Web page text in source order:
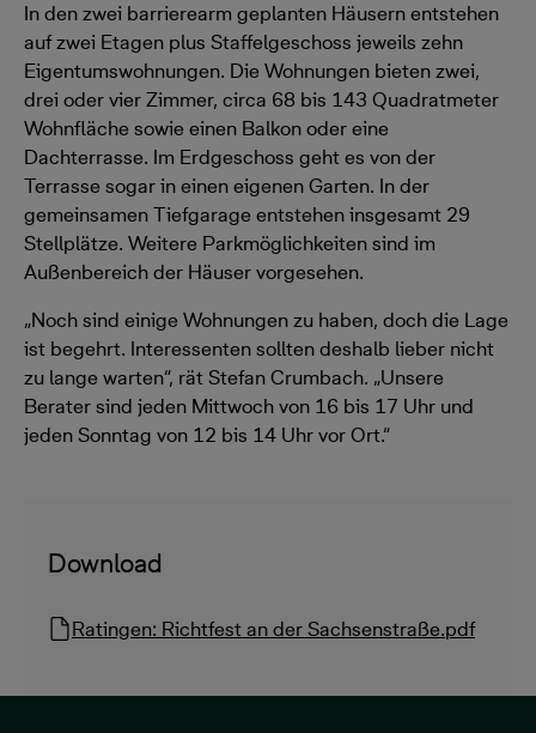
In den zwei barrierearm geplanten Häusern entstehen
auf zwei Etagen plus Staffelgeschoss jeweils zehn
Eigentumswohnungen. Die Wohnungen bieten zwei,
drei oder vier Zimmer, circa 68 bis 143 Quadratmeter
Wohnfläche sowie einen Balkon oder eine
Dachterrasse. Im Erdgeschoss geht es von der
Terrasse sogar in einen eigenen Garten. In der
gemeinsamen Tiefgarage entstehen insgesamt 29
Stellplätze. Weitere Parkmöglichkeiten sind im
Außenbereich der Häuser vorgesehen.
„Noch sind einige Wohnungen zu haben, doch die Lage
ist begehrt. Interessenten sollten deshalb lieber nicht
zu lange warten“, rät Stefan Crumbach. „Unsere
Berater sind jeden Mittwoch von 16 bis 17 Uhr und
jeden Sonntag von 12 bis 14 Uhr vor Ort.“
Download
Ratingen: Richtfest an der Sachsenstraße.pdf